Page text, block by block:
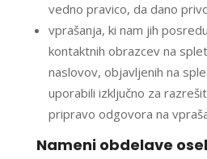
vedno pravico, da dano
vprašanja, ki nam jih
kontaktnih obrazcev na
naslovov, objavljenih na
uporabili izključno za
pripravo odgovora na
Nameni obdelave